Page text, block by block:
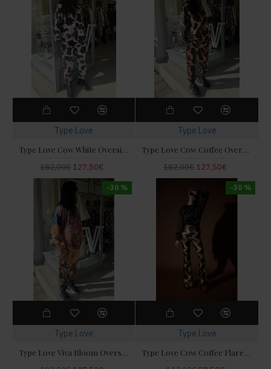
Type Love
Type Love Cow White Oversized Φούτερ & Παντελόνι
182,00€ 127,50€
Type Love
Type Love Cow Coffee Oversized Φούτερ & Παντελόνι
182,00€ 127,50€
-30 %
Type Love
Type Love Viva Bloom Oversized Φούτερ & Παντελόνι
-30 %
Type Love
Type Love Cow Coffee Flared Παντελόνι